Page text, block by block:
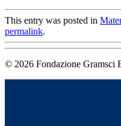
This entry was posted in
permalink.
© 2026 Fondazione Gramsci